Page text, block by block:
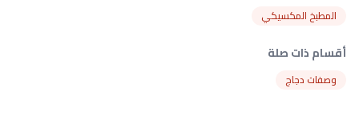
المطبخ المكسيكي
أقسام ذات صلة
وصفات دجاج